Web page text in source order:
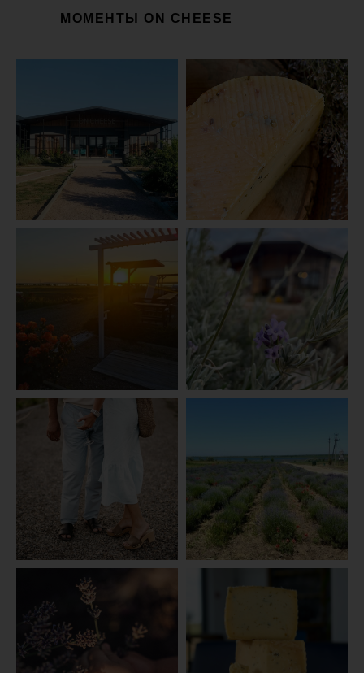
МОМЕНТЫ ON CHEESE